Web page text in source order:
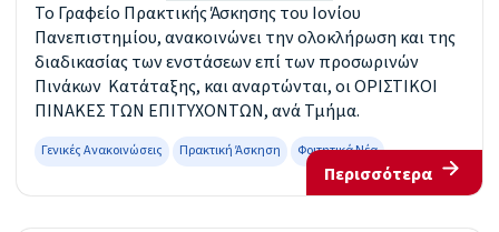
Το Γραφείο Πρακτικής Άσκησης του Ιονίου
Πανεπιστημίου, ανακοινώνει την ολοκλήρωση και της
διαδικασίας των ενστάσεων επί των προσωρινών
Πινάκων Κατάταξης, και αναρτώνται, οι ΟΡΙΣΤΙΚΟΙ
ΠΙΝΑΚΕΣ ΤΩΝ ΕΠΙΤΥΧΟΝΤΩΝ, ανά Τμήμα.
Γενικές Ανακοινώσεις Πρακτική Άσκηση Φοιτητικά Νέα
Περισσότερα